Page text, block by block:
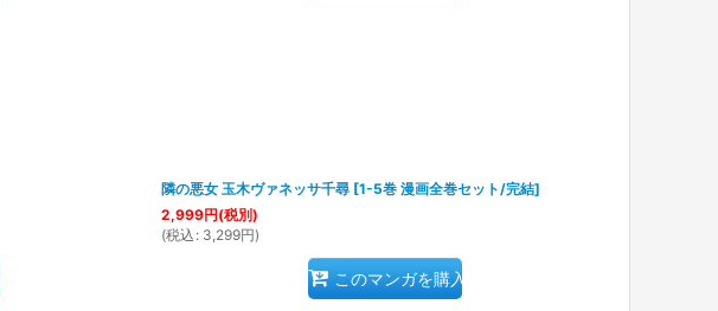
隣の悪女 玉木ヴァネッサ千尋 [1-5巻 漫画全巻セット/完結]
2,999円(税別)
(税込 : 3,299円)
このマンガを購入